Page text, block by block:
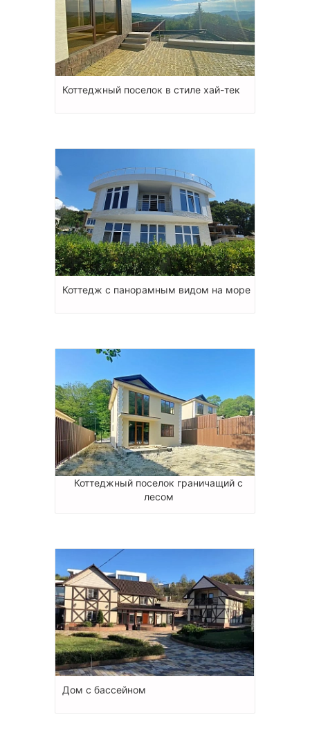
Коттеджный поселок в стиле хай-тек
Коттедж с панорамным видом на море
Коттеджный поселок граничащий с
лесом
Дом с бассейном